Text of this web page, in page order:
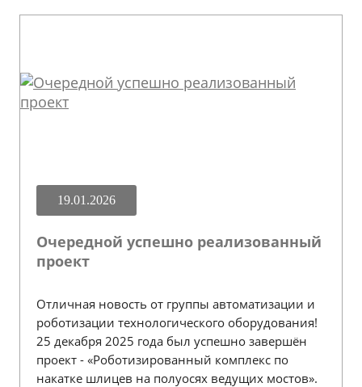
19.01.2026
Очередной успешно реализованный
проект
Отличная новость от группы автоматизации и
роботизации технологического оборудования!
25 декабря 2025 года был успешно завершён
проект - «Роботизированный комплекс по
накатке шлицев на полуосях ведущих мостов».